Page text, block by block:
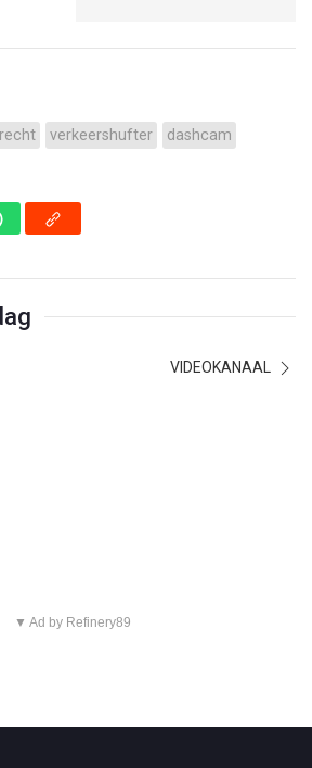
verkeershufter dashcam
VIDEOKANAAL
▼ Ad by Refinery89